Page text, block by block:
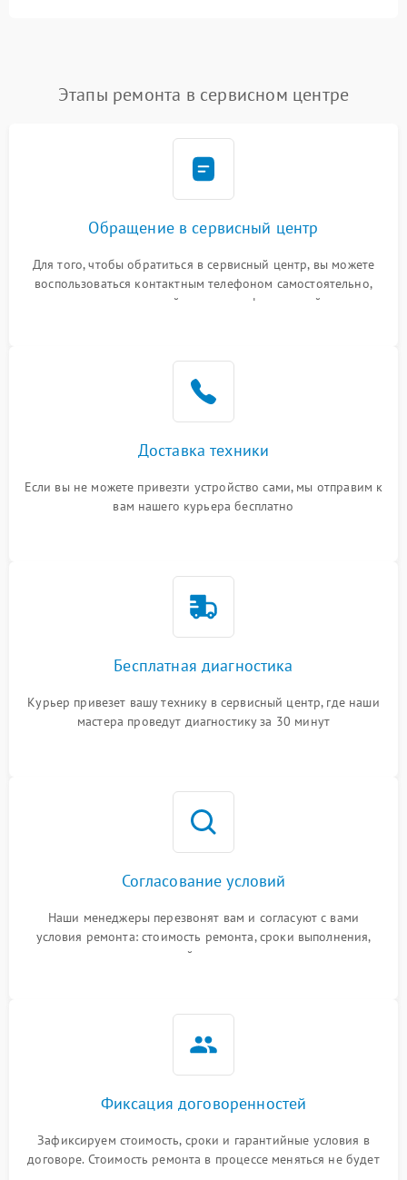
Этапы ремонта в сервисном центре
Обращение в сервисный центр
Для того, чтобы обратиться в сервисный центр, вы можете
воспользоваться контактным телефоном самостоятельно,
или оставить свой номер телефона на сайте
Доставка техники
Если вы не можете привезти устройство сами, мы отправим к
вам нашего курьера бесплатно
Бесплатная диагностика
Курьер привезет вашу технику в сервисный центр, где наши
мастера проведут диагностику за 30 минут
Согласование условий
Наши менеджеры перезвонят вам и согласуют с вами
условия ремонта: стоимость ремонта, сроки выполнения,
гарантийные условия
Фиксация договоренностей
Зафиксируем стоимость, сроки и гарантийные условия в
договоре. Стоимость ремонта в процессе меняться не будет